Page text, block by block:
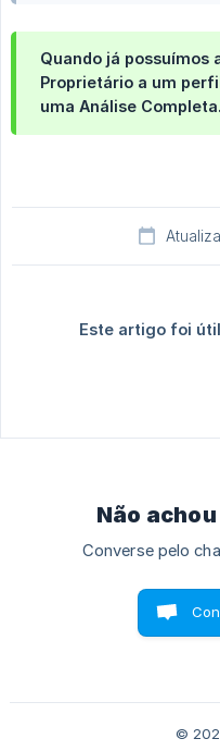
Quando já possuímos
Proprietário a um
uma Análise Completa.
Este artigo foi
Não
Converse pelo
©